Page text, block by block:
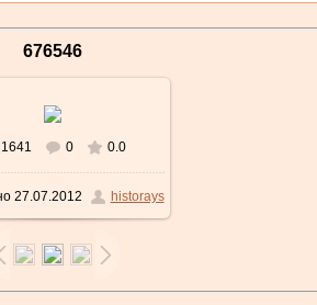
676546
1641 0 0.0
27.07.2012 historays